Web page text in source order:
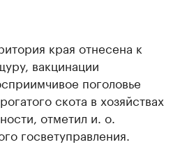
края отнесена к
вакцинации
поголовье
скота в хозяйствах
отметил и. о.
госветуправления.